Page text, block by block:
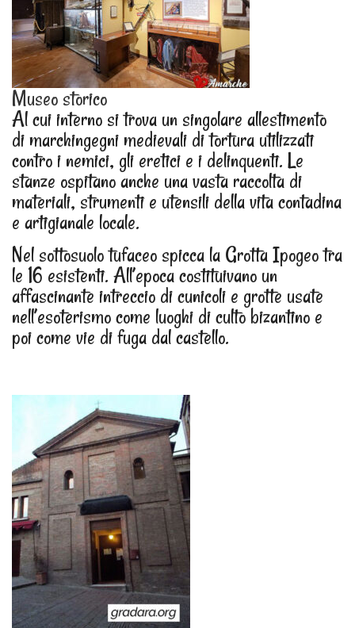
Museo storico
Al cui interno si trova un singolare allestimento
di marchingegni medievali di tortura utilizzati
contro i nemici, gli eretici e i delinquenti. Le
stanze ospitano anche una vasta raccolta di
materiali, strumenti e utensili della vita contadina
e artigianale locale.
Nel sottosuolo tufaceo spicca la Grotta Ipogeo tra
le 16 esistenti. All’epoca costituivano un
affascinante intreccio di cunicoli e grotte usate
nell’esoterismo come luoghi di culto bizantino e
poi come vie di fuga dal castello.